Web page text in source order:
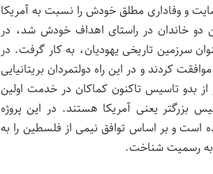
و وفاداری مطلق خودش را نسبت به آمریکا
دو خاندان در راستای اهداف خودش شد، در
سرزمین تاریخی یهودیان، به کار گرفت. در
کردند و در این راه دولتمردان بریتانیایی
از بدو تاسیس تاکنون کماکان در خدمت اولین
بزرگتر یعنی آمریکا هستند. در این پروژه
است و بر اساس توافق نیمی از فلسطین را به